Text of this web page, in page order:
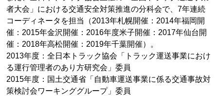
者大会」における交通安全対策推進の分科会で、7年連続
コーディネータを担当（2013年札幌開催：2014年福岡開
催：2015年金沢開催：2016年度米子開催：2017年仙台開
催：2018年高松開催：2019年千葉開催）。
2013年度：全日本トラック協会「トラック運送事業におけ
る運行管理者のあり方研究会」委員
2015年度：国土交通省「自動車運送事業に係る交通事故対
策検討会ワーキンググループ」委員